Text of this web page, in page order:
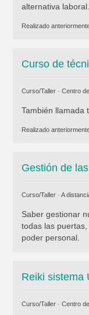
alternativa laboral.
Realizado
Curso de
Curso/Taller · Centro
También llamada
Realizado
Gestión de
Curso/Taller · A
Saber gestionar
todas las
poder personal.
Reiki sistema
Curso/Taller · Centro